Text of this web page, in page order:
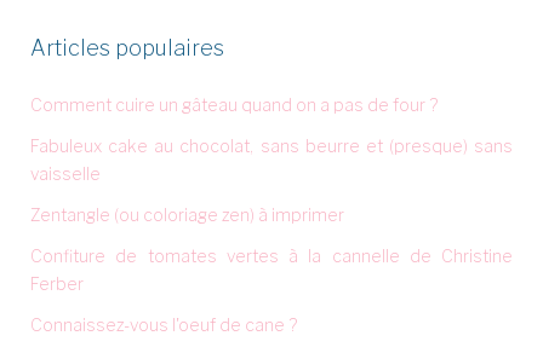
Articles populaires
Comment cuire un gâteau quand on a pas de four ?
Fabuleux cake au chocolat, sans beurre et (presque) sans
vaisselle
Zentangle (ou coloriage zen) à imprimer
Confiture de tomates vertes à la cannelle de Christine
Ferber
Connaissez-vous l'oeuf de cane ?